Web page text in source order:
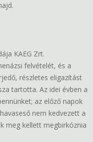
KAEG Zrt.
felvételét, és a
részletes eligazítást
tartotta. Az idei évben a
az előző napok
nem kedvezett a
meg kellett megbirkóznia